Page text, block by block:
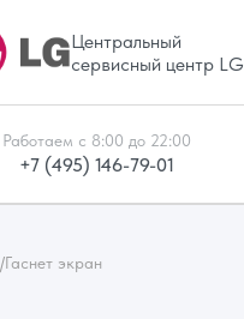
Центральный
сервисный центр LG
Работаем с 8:00 до 22:00
+7 (495) 146-79-01
/Гаснет экран